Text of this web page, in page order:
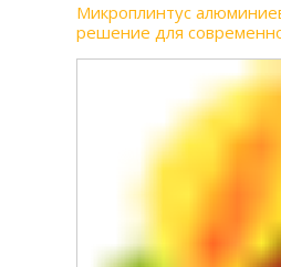
Микроплинтус
решение для